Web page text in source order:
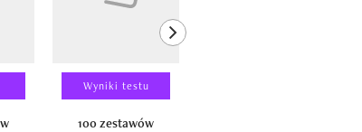
Wyniki testu
100 zestawów
next element